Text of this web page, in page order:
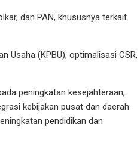
dan PAN, khususnya terkait
Usaha (KPBU), optimalisasi CSR,
peningkatan kesejahteraan,
kebijakan pusat dan daerah
pendidikan dan